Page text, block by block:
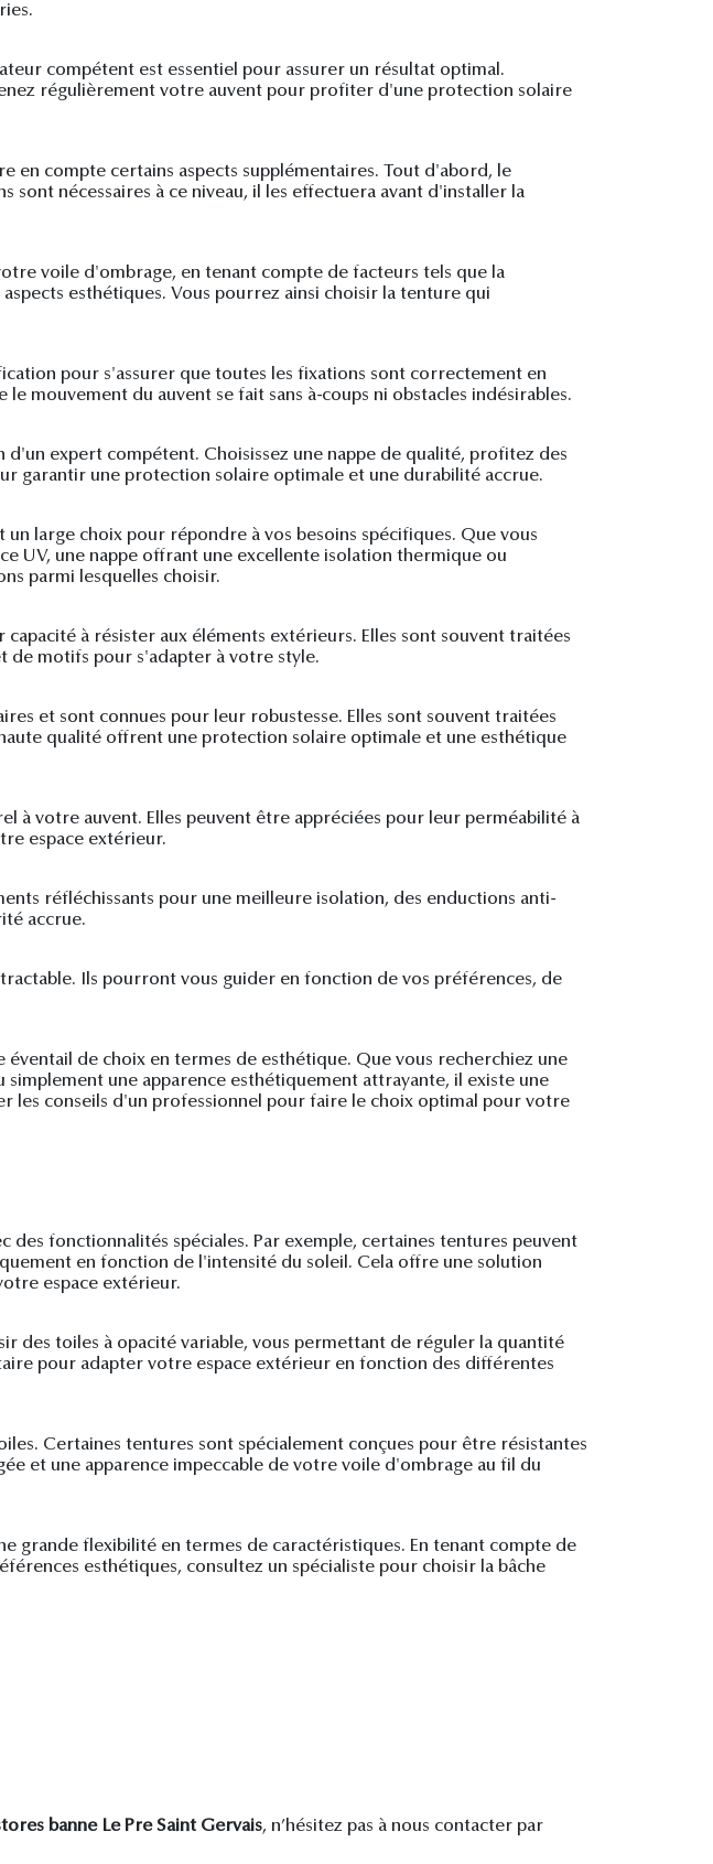
compétent est essentiel pour assurer un résultat optimal.
régulièrement votre auvent pour profiter d'une protection solaire
en compte certains aspects supplémentaires. Tout d'abord, le
sont nécessaires à ce niveau, il les effectuera avant d'installer la
voile d'ombrage, en tenant compte de facteurs tels que la
esthétiques. Vous pourrez ainsi choisir la tenture qui
pour s'assurer que toutes les fixations sont correctement en
mouvement du auvent se fait sans à-coups ni obstacles indésirables.
expert compétent. Choisissez une nappe de qualité, profitez des
garantir une protection solaire optimale et une durabilité accrue.
large choix pour répondre à vos besoins spécifiques. Que vous
UV, une nappe offrant une excellente isolation thermique ou
parmi lesquelles choisir.
à résister aux éléments extérieurs. Elles sont souvent traitées
de motifs pour s'adapter à votre style.
et sont connues pour leur robustesse. Elles sont souvent traitées
qualité offrent une protection solaire optimale et une esthétique
à votre auvent. Elles peuvent être appréciées pour leur perméabilité à
espace extérieur.
réfléchissants pour une meilleure isolation, des enductions anti-
accrue.
Ils pourront vous guider en fonction de vos préférences, de
de choix en termes de esthétique. Que vous recherchiez une
une apparence esthétiquement attrayante, il existe une
les conseils d'un professionnel pour faire le choix optimal pour votre
des fonctionnalités spéciales. Par exemple, certaines tentures peuvent
en fonction de l'intensité du soleil. Cela offre une solution
espace extérieur.
des toiles à opacité variable, vous permettant de réguler la quantité
pour adapter votre espace extérieur en fonction des différentes
Certaines tentures sont spécialement conçues pour être résistantes
et une apparence impeccable de votre voile d'ombrage au fil du
grande flexibilité en termes de caractéristiques. En tenant compte de
esthétiques, consultez un spécialiste pour choisir la bâche
banne Le Pre Saint Gervais, n’hésitez pas à nous contacter par